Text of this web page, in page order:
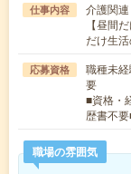
仕事内容
介護関連
【昼間
だけ生
応募資格
職種未
要
■資格・
歴書不
職場の雰囲気